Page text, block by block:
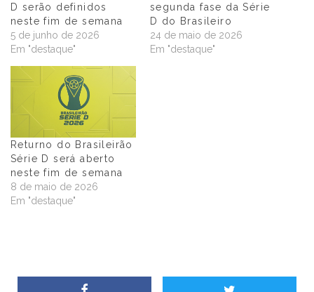
D serão definidos
neste fim de semana
5 de junho de 2026
Em "destaque"
segunda fase da Série
D do Brasileiro
24 de maio de 2026
Em "destaque"
Returno do Brasileirão
Série D será aberto
neste fim de semana
8 de maio de 2026
Em "destaque"